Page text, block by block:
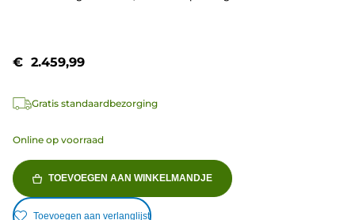
beoordelingen
€ 2.459,99
Gratis standaardbezorging
Online op voorraad
TOEVOEGEN AAN WINKELMANDJE
Toevoegen aan verlanglijst